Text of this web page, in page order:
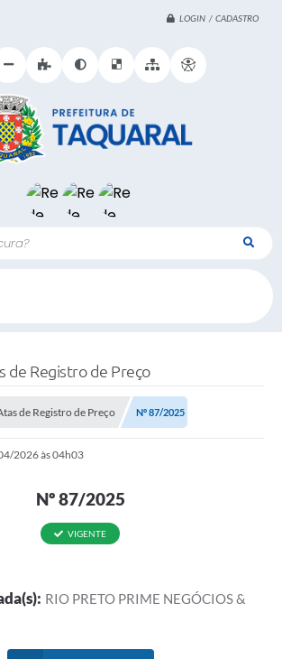
LOGIN / CADASTRO
de Registro de Preço
de Registro de Preço Nº 87/2025
2026 às 04h03
Nº 87/2025
VIGENTE
RIO PRETO PRIME NEGÓCIOS &